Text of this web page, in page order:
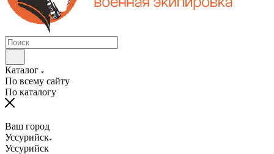
Каталог
По всему сайту
По каталогу
Ваш город
Уссурийск
Уссурийск